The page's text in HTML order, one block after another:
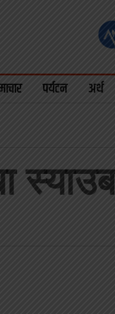
पर्यटन अर्थ